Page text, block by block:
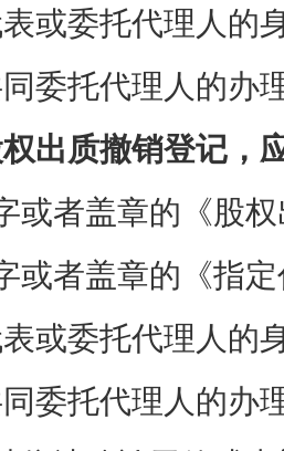
或委托代理人的
委托代理人的办
权出质撤销登记，
或者盖章的《股
或者盖章的《指
或委托代理人的
委托代理人的办